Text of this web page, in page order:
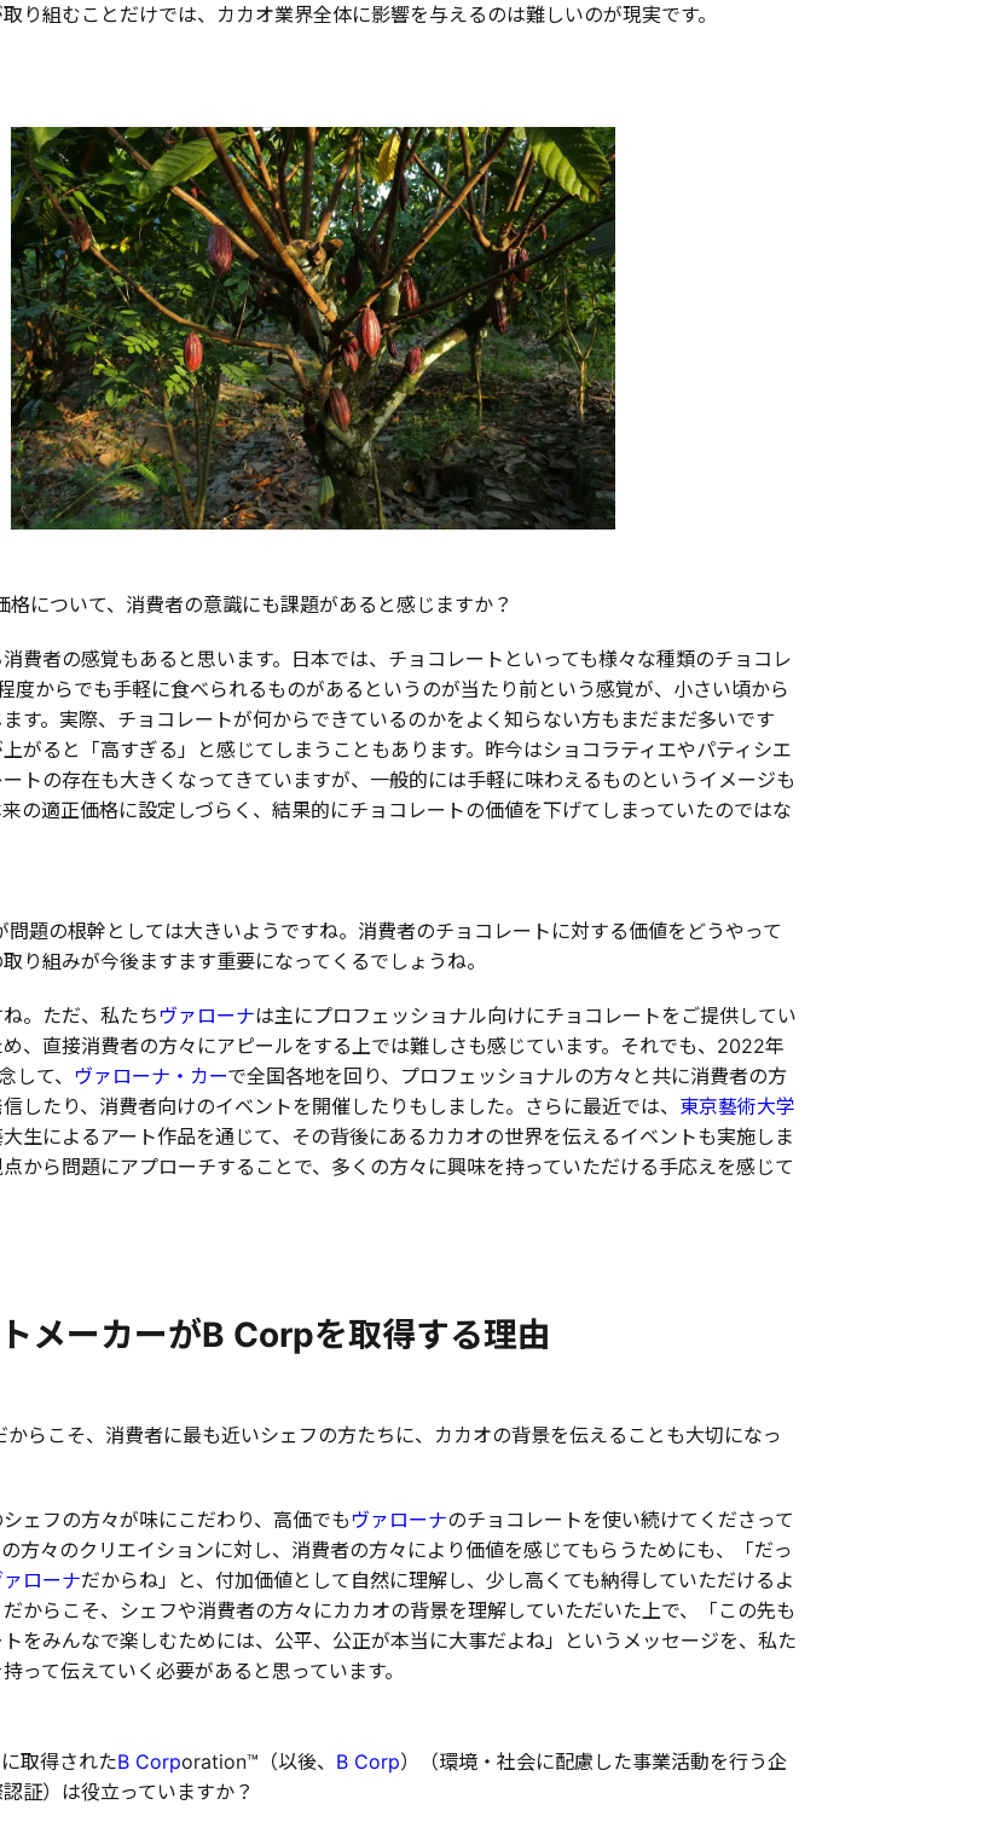
り組むことだけでは、カカオ業界全体に影響を与えるのは難しいのが現実です。
について、消費者の意識にも課題があると感じますか？
費者の感覚もあると思います。日本では、チョコレートといっても様々な種類のチョコレ
度からでも手軽に食べられるものがあるというのが当たり前という感覚が、小さい頃から
す。実際、チョコレートが何からできているのかをよく知らない方もまだまだ多いです
がると「高すぎる」と感じてしまうこともあります。昨今はショコラティエやパティシエ
トの存在も大きくなってきていますが、一般的には手軽に味わえるものというイメージも
の適正価格に設定しづらく、結果的にチョコレートの価値を下げてしまっていたのではな
題の根幹としては大きいようですね。消費者のチョコレートに対する価値をどうやって
り組みが今後ますます重要になってくるでしょうね。
。ただ、私たちヴァローナは主にプロフェッショナル向けにチョコレートをご提供してい
、直接消費者の方々にアピールをする上では難しさも感じています。それでも、2022年
して、 ヴァローナ・カーで全国各地を回り、プロフェッショナルの方々と共に消費者の方
したり、消費者向けのイベントを開催したりもしました。さらに最近では、 東京藝術大学
生によるアート作品を通じて、その背後にあるカカオの世界を伝えるイベントも実施しま
から問題にアプローチすることで、多くの方々に興味を持っていただける手応えを感じて
メーカーがB Corpを取得する理由
らこそ、消費者に最も近いシェフの方たちに、カカオの背景を伝えることも大切になっ
ェフの方々が味にこだわり、高価でも ヴァローナのチョコレートを使い続けてくださって
方々のクリエイションに対し、消費者の方々により価値を感じてもらうためにも、「だっ
ァローナだからね」と、付加価値として自然に理解し、少し高くても納得していただけるよ
からこそ、シェフや消費者の方々にカカオの背景を理解していただいた上で、「この先も
をみんなで楽しむためには、公平、公正が本当に大事だよね」というメッセージを、私た
って伝えていく必要があると思っています。
取得されたB Corporation™（以後、 B Corp）（環境・社会に配慮した事業活動を行う企
証）は役立っていますか？